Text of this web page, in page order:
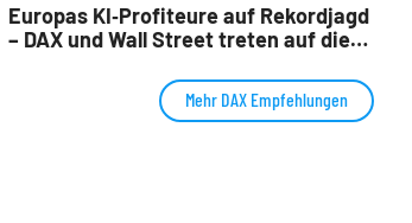
Europas KI‑Profiteure auf Rekordjagd
– DAX und Wall Street treten auf die
Mehr DAX Empfehlungen